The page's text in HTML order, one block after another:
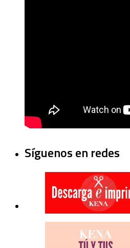
Síguenos en redes